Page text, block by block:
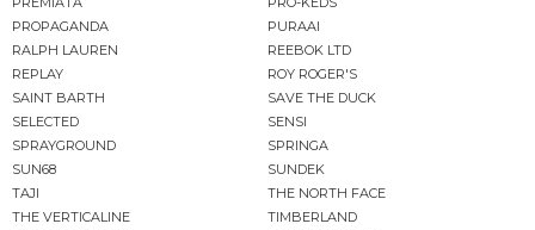
PROPAGANDA
PURAAI
RALPH LAUREN
REEBOK LTD
REPLAY
ROY ROGER'S
SAINT BARTH
SAVE THE DUCK
SELECTED
SENSI
SPRAYGROUND
SPRINGA
SUN68
SUNDEK
TAJI
THE NORTH FACE
THE VERTICALINE
TIMBERLAND